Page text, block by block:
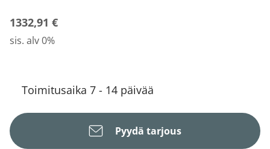
1332,91 €
sis. alv 0%
Toimitusaika 7 - 14 päivää
Pyydä tarjous